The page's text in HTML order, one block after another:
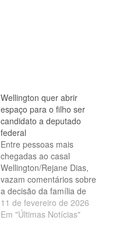
Wellington quer abrir
espaço para o filho ser
candidato a deputado
federal
Entre pessoas mais
chegadas ao casal
Wellington/Rejane Dias,
vazam comentários sobre
a decisão da família de
abrir espaços para
encaixar Vinicius como
11 de fevereiro de 2026
Em "Últimas Notícias"